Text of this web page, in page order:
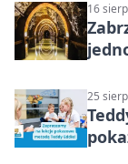
16
25